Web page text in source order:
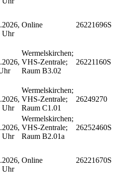
Uhr
Online 26221696S
Wermelskirchen;
VHS-Zentrale;
Raum B3.02
26221160S
Uhr
Wermelskirchen;
VHS-Zentrale;
Raum C1.01
26249270
Uhr
Wermelskirchen;
VHS-Zentrale;
Raum B2.01a
26252460S
Uhr
Online 26221670S